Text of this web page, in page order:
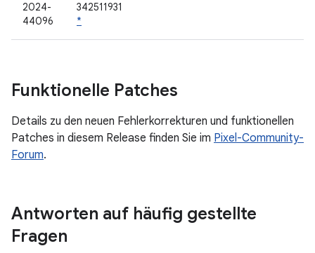
2024-
44096
342511931
*
Funktionelle Patches
Details zu den neuen Fehlerkorrekturen und funktionellen
Patches in diesem Release finden Sie im Pixel-Community-
Forum.
Antworten auf häufig gestellte
Fragen